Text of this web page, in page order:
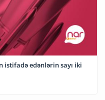
istifadə edənlərin sayı iki